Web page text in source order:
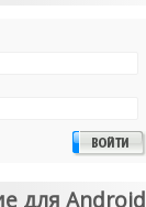
для Android